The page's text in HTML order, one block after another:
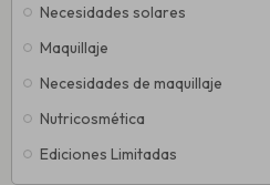
Necesidades solares
Maquillaje
Necesidades de maquillaje
Nutricosmética
Ediciones Limitadas